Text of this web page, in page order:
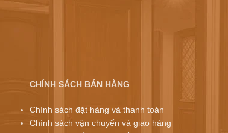
CHÍNH SÁCH BÁN HÀNG
Chính sách đặt hàng và thanh toán
Chính sách vận chuyển và giao hàng